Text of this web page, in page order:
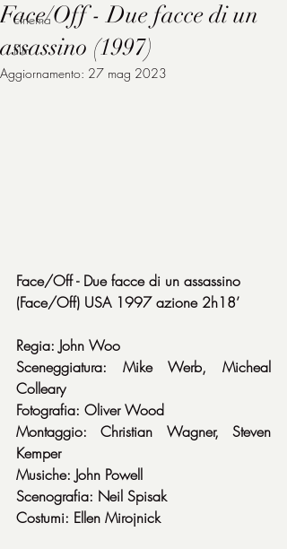
cinema
film
Face/Off - Due facce di un
assassino (1997)
Aggiornamento: 27 mag 2023
Face/Off - Due facce di un assassino
(Face/Off) USA 1997 azione 2h18’
Regia: John Woo
Sceneggiatura: Mike Werb, Micheal
Colleary
Fotografia: Oliver Wood
Montaggio: Christian Wagner, Steven
Kemper
Musiche: John Powell
Scenografia: Neil Spisak
Costumi: Ellen Mirojnick